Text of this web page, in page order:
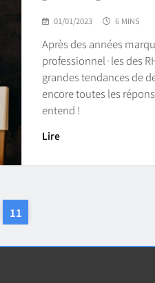
01/01/2023 6 MINS
Après des années
professionnel·les des
grandes tendances de
encore toutes les
entend !
Lire
11